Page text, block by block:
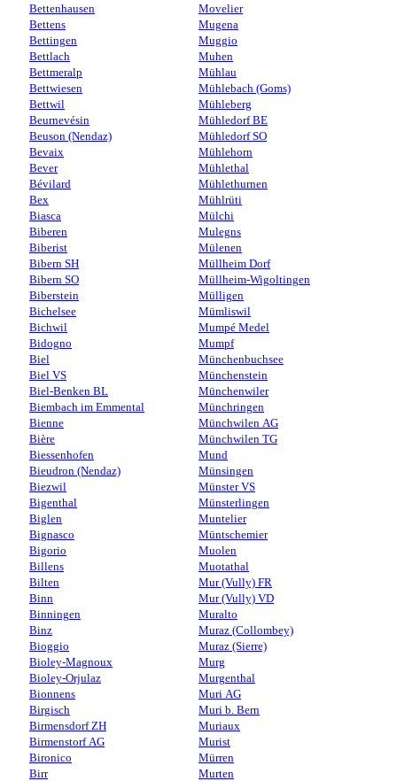
Bettenhausen
Bettens
Bettingen
Bettlach
Bettmeralp
Bettwiesen
Bettwil
Beurnevésin
Beuson (Nendaz)
Bevaix
Bever
Bévilard
Bex
Biasca
Biberen
Biberist
Bibern SH
Bibern SO
Biberstein
Bichelsee
Bichwil
Bidogno
Biel
Biel VS
Biel-Benken BL
Biembach im Emmental
Bienne
Bière
Biessenhofen
Bieudron (Nendaz)
Biezwil
Bigenthal
Biglen
Bignasco
Bigorio
Billens
Bilten
Binn
Binningen
Binz
Bioggio
Bioley-Magnoux
Bioley-Orjulaz
Bionnens
Birgisch
Birmensdorf ZH
Birmenstorf AG
Bironico
Birr
Movelier
Mugena
Muggio
Muhen
Mühlau
Mühlebach (Goms)
Mühleberg
Mühledorf BE
Mühledorf SO
Mühlehorn
Mühlethal
Mühlethurnen
Mühlrüti
Mülchi
Mulegns
Mülenen
Müllheim Dorf
Müllheim-Wigoltingen
Mülligen
Mümliswil
Mumpé Medel
Mumpf
Münchenbuchsee
Münchenstein
Münchenwiler
Münchringen
Münchwilen AG
Münchwilen TG
Mund
Münsingen
Münster VS
Münsterlingen
Muntelier
Müntschemier
Muolen
Muotathal
Mur (Vully) FR
Mur (Vully) VD
Muralto
Muraz (Collombey)
Muraz (Sierre)
Murg
Murgenthal
Muri AG
Muri b. Bern
Muriaux
Murist
Mürren
Murten